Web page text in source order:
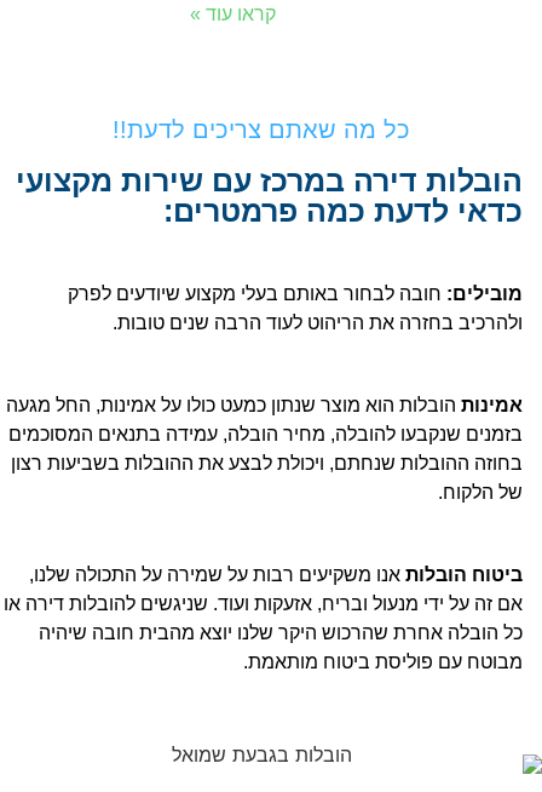
קראו עוד »
כל מה שאתם צריכים לדעת!!
הובלות דירה במרכז עם שירות מקצועי
כדאי לדעת כמה פרמטרים:
מובילים: חובה לבחור באותם בעלי מקצוע שיודעים לפרק
ולהרכיב בחזרה את הריהוט לעוד הרבה שנים טובות.
אמינות הובלות הוא מוצר שנתון כמעט כולו על אמינות, החל מגעה
בזמנים שנקבעו להובלה, מחיר הובלה, עמידה בתנאים המסוכמים
בחוזה ההובלות שנחתם, ויכולת לבצע את ההובלות בשביעות רצון
של הלקוח.
ביטוח הובלות אנו משקיעים רבות על שמירה על התכולה שלנו,
אם זה על ידי מנעול ובריח, אזעקות ועוד. שניגשים להובלות דירה או
כל הובלה אחרת שהרכוש היקר שלנו יוצא מהבית חובה שיהיה
מבוטח עם פוליסת ביטוח מותאמת.